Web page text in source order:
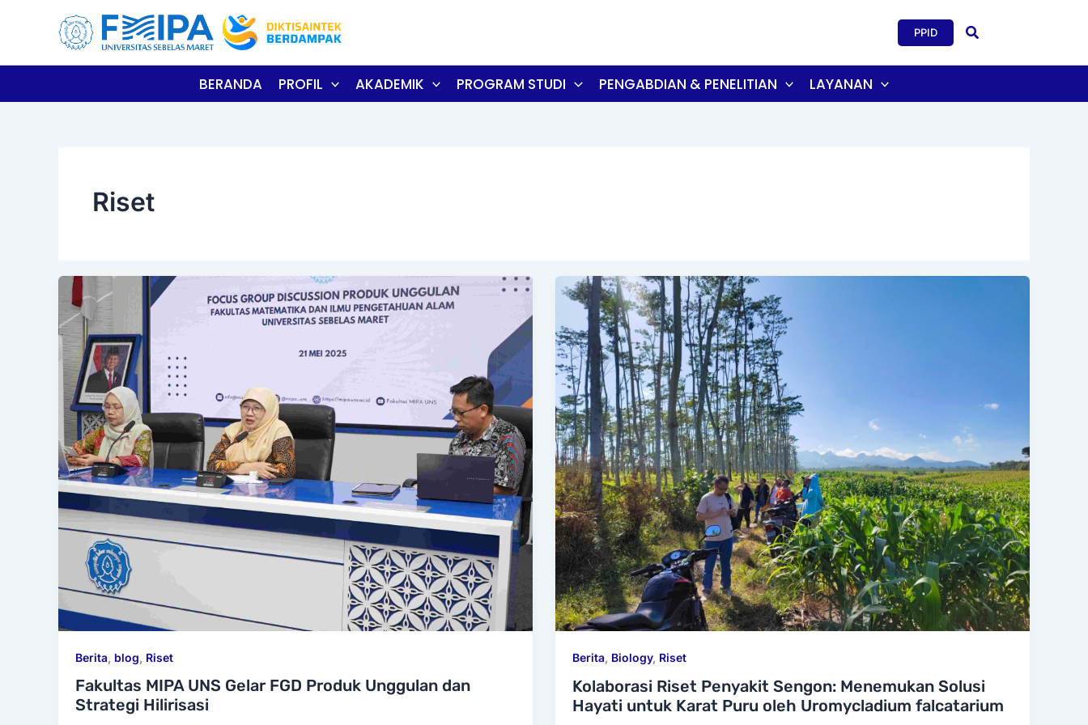
PPID Search
BERANDA PROFIL AKADEMIK PROGRAM STUDI PENGABDIAN & PENELITIAN LAYANAN
Riset
Berita, blog, Riset
Fakultas MIPA UNS Gelar FGD Produk Unggulan dan
Strategi Hilirisasi
Berita, Biology, Riset
Kolaborasi Riset Penyakit Sengon: Menemukan Solusi
Hayati untuk Karat Puru oleh Uromycladium falcatarium